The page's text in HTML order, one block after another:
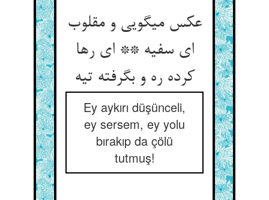
عکس می‏گویی و مقلوب
ای سفیه ** ای رها
کرده ره و بگرفته تیه‏
Ey aykırı düşünceli,
ey sersem, ey yolu
bırakıp da çölü
tutmuş!